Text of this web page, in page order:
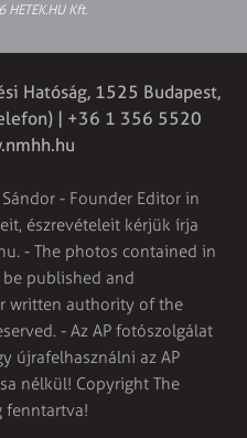
Kft.
Hatóság, 1525 Budapest,
| +36 1 356 5520
- Founder Editor in
észrevételeit kérjük írja
. - The photos contained in
published and
written authority of the
- Az AP fotószolgálat
újrafelhasználni az AP
nélkül! Copyright The
fenntartva!